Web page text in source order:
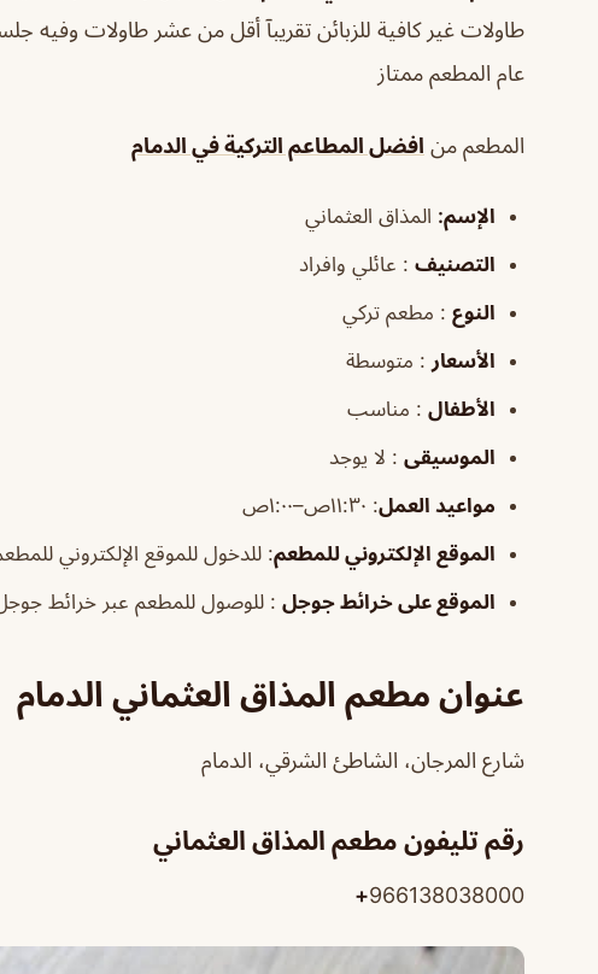
طاولات غير كافية للزبائن تقريبآ أقل من عشر طاولات وفيه
عام المطعم ممتاز
المطعم من افضل المطاعم التركية في الدمام
الإسم: المذاق العثماني
التصنيف : عائلي وافراد
النوع : مطعم تركي
الأسعار : متوسطة
الأطفال : مناسب
الموسيقى : لا يوجد
مواعيد العمل: ١١:٣٠ص–١:٠٠ص
الموقع الإلكتروني للمطعم: للدخول للموقع الإلكتروني
الموقع على خرائط جوجل : للوصول للمطعم عبر خرائط
عنوان مطعم المذاق العثماني الدمام
شارع المرجان، الشاطئ الشرقي، الدمام
رقم تليفون مطعم المذاق العثماني
966138038000
+